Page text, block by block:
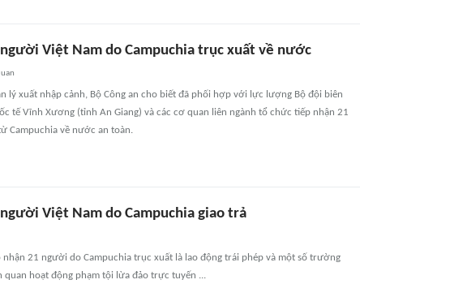
Việt Nam do Campuchia trục xuất về nước
lý xuất nhập cảnh, Bộ Công an cho biết đã phối hợp với lực lượng Bộ đội biên
tế Vĩnh Xương (tỉnh An Giang) và các cơ quan liên ngành tổ chức tiếp nhận 21
Campuchia về nước an toàn.
Việt Nam do Campuchia giao trả
nhận 21 người do Campuchia trục xuất là lao động trái phép và một số trường
quan hoạt động phạm tội lừa đảo trực tuyến ...